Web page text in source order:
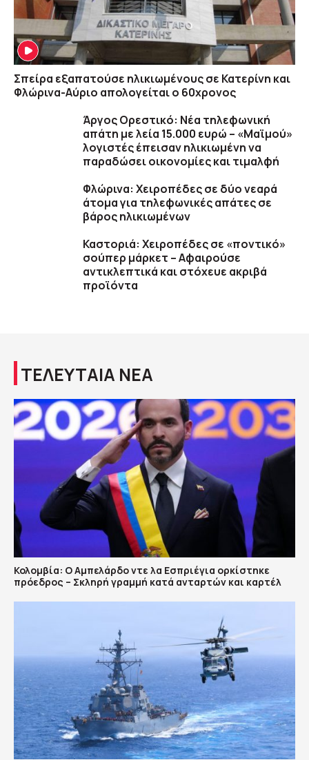
Σπείρα εξαπατούσε ηλικιωμένους σε Κατερίνη και
Φλώρινα-Αύριο απολογείται ο 60χρονος
Άργος Ορεστικό: Νέα τηλεφωνική
απάτη με λεία 15.000 ευρώ – «Μαϊμού»
λογιστές έπεισαν ηλικιωμένη να
παραδώσει οικονομίες και τιμαλφή
Φλώρινα: Χειροπέδες σε δύο νεαρά
άτομα για τηλεφωνικές απάτες σε
βάρος ηλικιωμένων
Καστοριά: Χειροπέδες σε «ποντικό»
σούπερ μάρκετ – Αφαιρούσε
αντικλεπτικά και στόχευε ακριβά
προϊόντα
ΤΕΛΕΥΤΑΙΑ ΝΕΑ
Κολομβία: Ο Αμπελάρδο ντε λα Εσπριέγια ορκίστηκε
πρόεδρος – Σκληρή γραμμή κατά ανταρτών και καρτέλ